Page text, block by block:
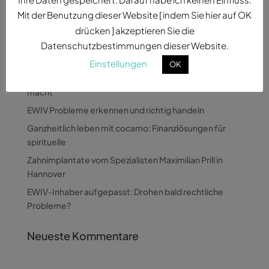
Neueste Beiträge
macht
EWIV Probleme erkennen und richtig handeln
Ganzheitlich leben mit cocamo: Finanzlösungen für
spirituelle
Zahnimplantate vom Spezialisten Maximilian Prill in
Hannover
EWIV-Inhaber aufgepasst: Drohen bald rechtliche
Probleme?
Neueste Kommentare
Mit der Benutzung dieser Website [ indem Sie hier auf OK
drücken ] akzeptieren Sie die
Datenschutzbestimmungen dieser Website.
Einstellungen
OK